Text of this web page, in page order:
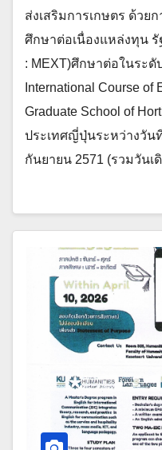
ส่งเสริมการเกษตร ด้วย
ศึกษาต่อเนื่องแหล่งทุน
: MEXT)ศึกษาต่อในระ
International Course
Graduate School of
ประเทศญี่ปุ่นระหว่างวัน
กันยายน 2571 (รวมวัน